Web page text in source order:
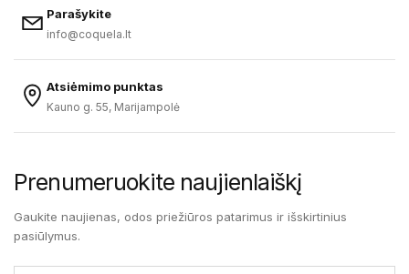
Parašykite
info@coquela.lt
Atsiėmimo punktas
Kauno g. 55, Marijampolė
Prenumeruokite naujienlaiškį
Gaukite naujienas, odos priežiūros patarimus ir išskirtinius
pasiūlymus.